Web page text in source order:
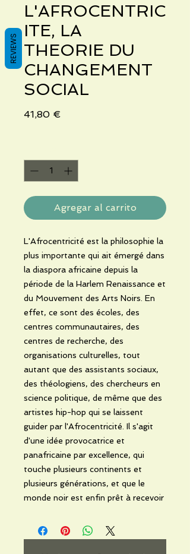
L'AFROCENTRIC
ITE, LA
THEORIE DU
CHANGEMENT
SOCIAL
41,80 €
Agregar al carrito
L'Afrocentricité est la philosophie la
plus importante qui ait émergé dans
la diaspora africaine depuis la
période de la Harlem Renaissance et
du Mouvement des Arts Noirs. En
effet, ce sont des écoles, des
centres communautaires, des
centres de recherche, des
organisations culturelles, tout
autant que des assistants sociaux,
des théologiens, des chercheurs en
science politique, de même que des
artistes hip-hop qui se laissent
guider par l'Afrocentricité. Il s'agit
d'une idée provocatrice et
panafricaine par excellence, qui
touche plusieurs continents et
plusieurs générations, et que le
monde noir est enfin prêt à recevoir
REVIEWS